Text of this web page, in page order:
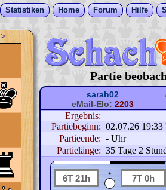
Statistiken Home Forum Hilfe
>|
Partie
sarah02
eMail-Elo: 2203
Ergebnis:
Partiebeginn: 02.07.26 19:33
Partieende: - Uhr
Partielänge: 35 Tage 2
+